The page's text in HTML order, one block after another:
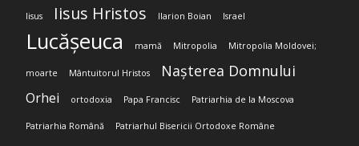
Iisus Iisus Hristos Ilarion Boian Israel
Lucășeuca mamă Mitropolia Mitropolia Moldovei;
moarte Mântuitorul Hristos Nașterea Domnului
Orhei ortodoxia Papa Francisc Patriarhia de la Moscova
Patriarhia Română Patriarhul Bisericii Ortodoxe Române